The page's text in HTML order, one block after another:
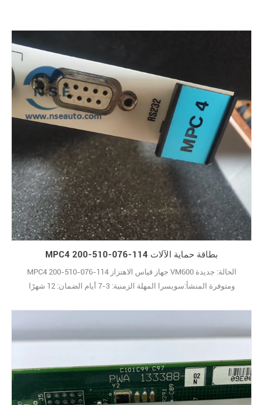
MPC4 200-510-076-114 بطاقة حماية الآلات
MPC4 200-510-076-114 جهاز قياس الاهتزاز VM600 الحالة: جديدة
ومتوفرة المنشأ:سويسرا المهلة الزمنية: 3-7 أيام الضمان: 12 شهرًا